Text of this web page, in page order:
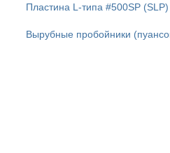
Пластина L-типа #500SP (SLP)
Вырубные пробойники